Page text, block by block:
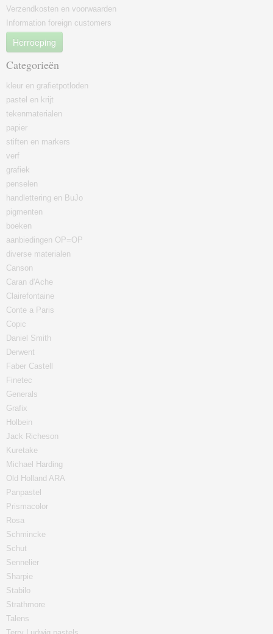
Verzendkosten en voorwaarden
Information foreign customers
Herroeping
Categorieën
kleur en grafietpotloden
pastel en krijt
tekenmaterialen
papier
stiften en markers
verf
grafiek
penselen
handlettering en BuJo
pigmenten
boeken
aanbiedingen OP=OP
diverse materialen
Canson
Caran d'Ache
Clairefontaine
Conte a Paris
Copic
Daniel Smith
Derwent
Faber Castell
Finetec
Generals
Grafix
Holbein
Jack Richeson
Kuretake
Michael Harding
Old Holland ARA
Panpastel
Prismacolor
Rosa
Schmincke
Schut
Sennelier
Sharpie
Stabilo
Strathmore
Talens